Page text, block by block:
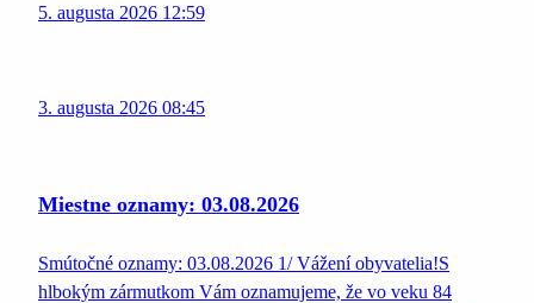
5. augusta 2026 12:59
3. augusta 2026 08:45
Miestne oznamy: 03.08.2026
Smútočné oznamy: 03.08.2026 1/ Vážení obyvatelia!S
hlbokým zármutkom Vám oznamujeme, že vo veku 84